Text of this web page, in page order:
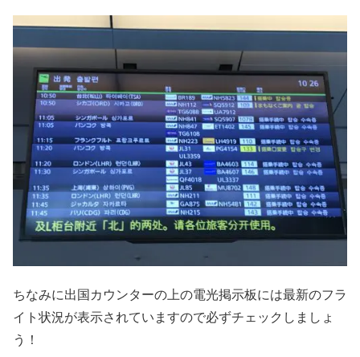
ちなみに出国カウンターの上の電光掲示板には最新のフラ
イト状況が表示されていますので必ずチェックしましょ
う！